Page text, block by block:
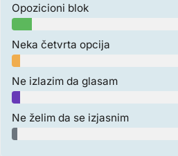
Opozicioni blok
Neka četvrta opcija
Ne izlazim da glasam
Ne želim da se izjasnim